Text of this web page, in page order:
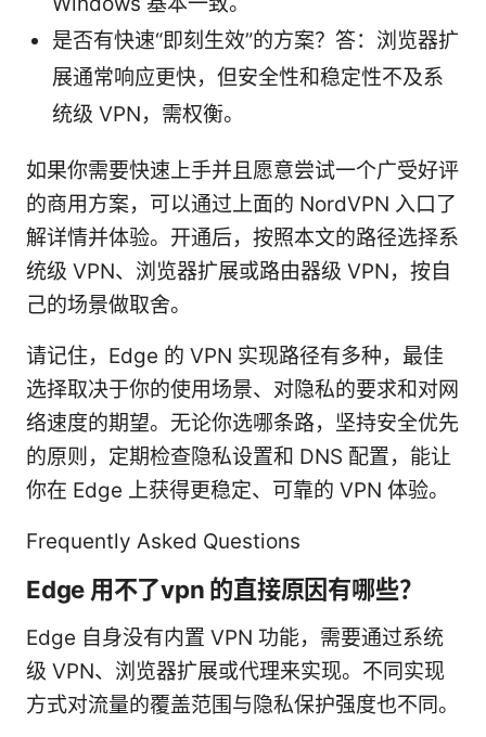
是否有快速“即刻生效”的方案？答：浏览器扩
展通常响应更快，但安全性和稳定性不及系
统级 VPN，需权衡。
如果你需要快速上手并且愿意尝试一个广受好评
的商用方案，可以通过上面的 NordVPN 入口了
解详情并体验。开通后，按照本文的路径选择系
统级 VPN、浏览器扩展或路由器级 VPN，按自
己的场景做取舍。
请记住，Edge 的 VPN 实现路径有多种，最佳
选择取决于你的使用场景、对隐私的要求和对网
络速度的期望。无论你选哪条路，坚持安全优先
的原则，定期检查隐私设置和 DNS 配置，能让
你在 Edge 上获得更稳定、可靠的 VPN 体验。
Frequently Asked Questions
Edge 用不了vpn 的直接原因有哪些？
Edge 自身没有内置 VPN 功能，需要通过系统
级 VPN、浏览器扩展或代理来实现。不同实现
方式对流量的覆盖范围与隐私保护强度也不同。